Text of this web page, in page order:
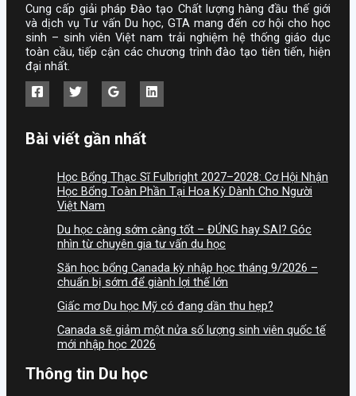
Cung cấp giải pháp Đào tạo Chất lượng hàng đầu thế giới
và dịch vụ Tư vấn Du học, GTA mang đến cơ hội cho học
sinh – sinh viên Việt nam trải nghiệm hệ thống giáo dục
toàn cầu, tiếp cận các chương trình đào tạo tiên tiến, hiện
đại nhất.
Bài viết gần nhất
Học Bổng Thạc Sĩ Fulbright 2027–2028: Cơ Hội Nhận
Học Bổng Toàn Phần Tại Hoa Kỳ Dành Cho Người
Việt Nam
Du học càng sớm càng tốt – ĐÚNG hay SAI? Góc
nhìn từ chuyên gia tư vấn du học
Săn học bổng Canada kỳ nhập học tháng 9/2026 –
chuẩn bị sớm để giành lợi thế lớn
Giấc mơ Du học Mỹ có đang dần thu hẹp?
Canada sẽ giảm một nửa số lượng sinh viên quốc tế
mới nhập học 2026
Thông tin Du học